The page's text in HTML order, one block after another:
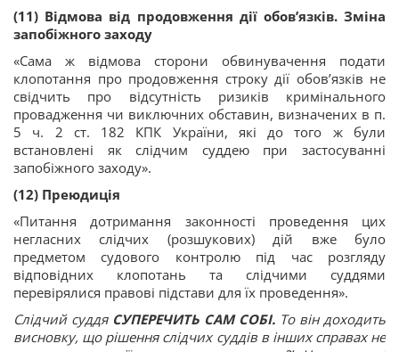
(11) Відмова від продовження дії обов’язків. Зміна
запобіжного заходу
«Сама ж відмова сторони обвинувачення подати
клопотання про продовження строку дії обов’язків не
свідчить про відсутність ризиків кримінального
провадження чи виключних обставин, визначених в п.
5 ч. 2 ст. 182 КПК України, які до того ж були
встановлені як слідчим суддею при застосуванні
запобіжного заходу».
(12) Преюдиція
«Питання дотримання законності проведення цих
негласних слідчих (розшукових) дій вже було
предметом судового контролю під час розгляду
відповідних клопотань та слідчими суддями
перевірялися правові підстави для їх проведення».
Слідчий суддяСУПЕРЕЧИТЬ САМ СОБІ. То він доходить
висновку, що рішення слідчих суддів в інших справах не